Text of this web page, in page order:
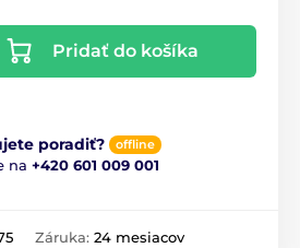
Pridať do košíka
poradiť? offline
na +420 601 009 001
Záruka: 24 mesiacov